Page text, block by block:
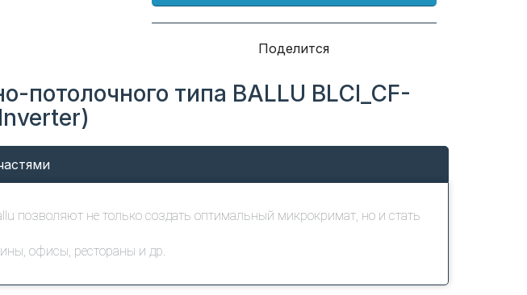
Поделится
потолочного типа BALLU BLCI_CF-
позволяют не только создать оптимальный микрокримат, но и стать
офисы, рестораны и др.